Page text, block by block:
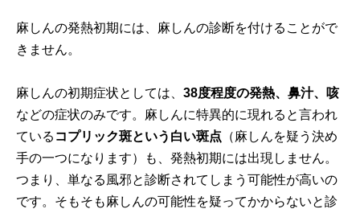
麻しんの発熱初期には、麻しんの診断を付けることがで
きません。
麻しんの初期症状としては、38度程度の発熱、鼻汁、咳
などの症状のみです。麻しんに特異的に現れると言われ
ている コプリック斑という白い斑点 （麻しんを疑う決め
手の一つになります）も、発熱初期には出現しません。
つまり、単なる風邪と診断されてしまう可能性が高いの
です。そもそも麻しんの可能性を疑ってかからないと診